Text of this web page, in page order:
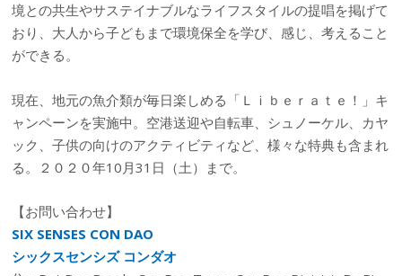
境との共生やサステイナブルなライフスタイルの提唱を掲げて
おり、大人から子どもまで環境保全を学び、感じ、考えること
ができる。
現在、地元の魚介類が毎日楽しめる「Ｌｉｂｅｒａｔｅ！」キ
ャンペーンを実施中。空港送迎や自転車、シュノーケル、カヤ
ック、子供の向けのアクティビティなど、様々な特典も含まれ
る。２０２０年10月31日（土）まで。
【お問い合わせ】
SIX SENSES CON DAO
シックスセンシズ コンダオ